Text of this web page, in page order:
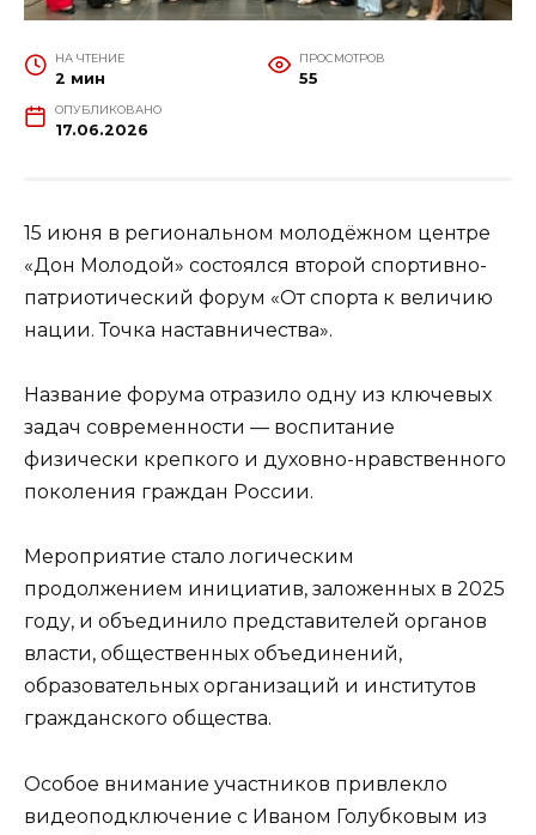
НА ЧТЕНИЕ
2 мин
ПРОСМОТРОВ
55
ОПУБЛИКОВАНО
17.06.2026
15 июня в региональном молодёжном центре
«Дон Молодой» состоялся второй спортивно-
патриотический форум «От спорта к величию
нации. Точка наставничества».
Название форума отразило одну из ключевых
задач современности — воспитание
физически крепкого и духовно-нравственного
поколения граждан России.
Мероприятие стало логическим
продолжением инициатив, заложенных в 2025
году, и объединило представителей органов
власти, общественных объединений,
образовательных организаций и институтов
гражданского общества.
Особое внимание участников привлекло
видеоподключение с Иваном Голубковым из